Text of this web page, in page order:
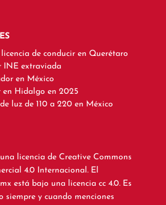
de conducir en Querétaro
INE extraviada
en México
en Hidalgo en 2025
luz de 110 a 220 en México
licencia de Creative Commons
4.0 Internacional. El
está bajo una licencia cc 4.0. Es
siempre y cuando menciones